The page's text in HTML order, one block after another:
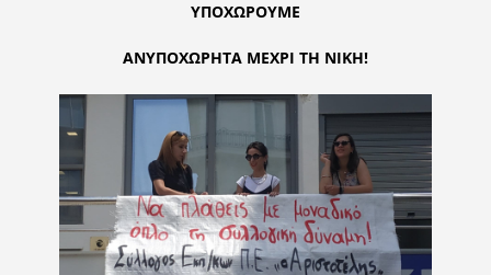
ΥΠΟΧΩΡΟΥΜΕ
ΑΝΥΠΟΧΩΡΗΤΑ ΜΕΧΡΙ ΤΗ ΝΙΚΗ!